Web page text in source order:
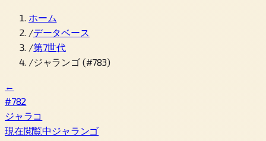
ホーム
/データベース
/第7世代
/ジャランゴ (#783)
←
#782
ジャラコ
現在閲覧中 ジャランゴ